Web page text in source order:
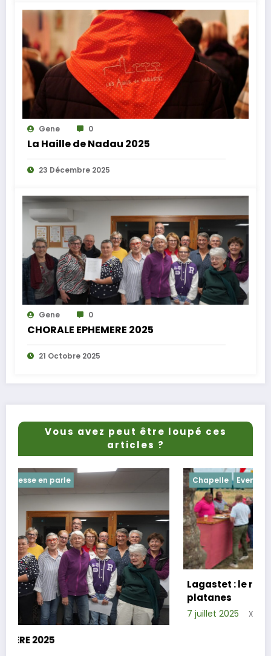
Gene 0
La Haille de Nadau 2025
23 Décembre 2025
Gene 0
CHORALE EPHEMERE 2025
21 Octobre 2025
Vous avez peut être loupé ces
articles ?
Chapelle
Lagastet : le repas champêtre réussi
platanes
7 juillet 2025 Xavier D.